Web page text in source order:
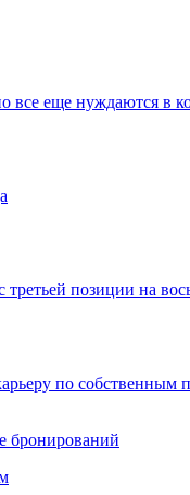
еще нуждаются в
третьей позиции на
по собственным
бронирований